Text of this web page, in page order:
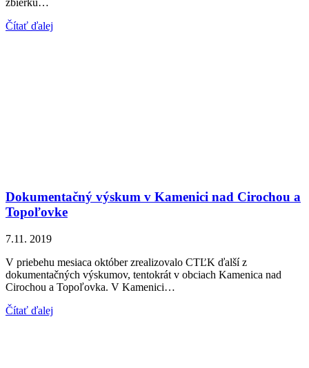
zbierku…
Čítať ďalej
Dokumentačný výskum v Kamenici nad Cirochou a
Topoľovke
7.11. 2019
V priebehu mesiaca október zrealizovalo CTĽK ďalší z
dokumentačných výskumov, tentokrát v obciach Kamenica nad
Cirochou a Topoľovka. V Kamenici…
Čítať ďalej